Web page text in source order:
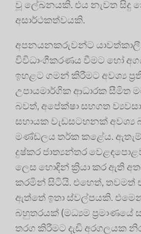
වූ ලේඛනයකි. එය නැවත සිදු
අසාර්ථකත්වයකි.
අපනයනකරුවන්ට
විවිධාංගීකරණය වීමට හෝ
ඉහළට ගමන් කිරීමට අවශ්‍ය
උපායමාර්ගික ආධාරක සීමිත
බවත්, අපේක්ෂා සහගත
සහායක වැඩසටහනක් අවශ්‍ය
මණ්ඩලය තර්ක කළේය. ඇතැම්
දුෂ්කර ජාත්‍යන්තර
ලෙස හොඳින් ක්‍රියා කර ඇති
කරමින් සිටියි. එහෙත්, තවමත්
ඇත්තේ ඉතා ස්වල්පයකි.
බහුතරයක් (මධ්‍යම ප්‍රමාණයේ
තරග කිරීමට දැඩි අරගලයක